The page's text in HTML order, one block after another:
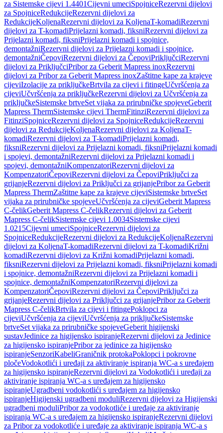
za Sistemske cijevi 1.4401Cijevni umeciSpojniceRezervni dijelovi
za SpojniceRedukcijeRezervni dijelovi za
RedukcijeKoljenaRezervni dijelovi za KoljenaT-komadiRezervni
dijelovi za T-komadiPrijelazni komadi, fiksniRezervni dijelovi za
Prijelazni komadi, fiksniPrijelazni komadi i spojnice,
demontažniRezervni dijelovi za Prijelazni komadi i spojnice,
demontažniČepoviRezervni dijelovi za ČepoviPriključciRezervni
dijelovi za PriključciPribor za Geberit Mapress inoxRezervni
dijelovi za Pribor za Geberit Mapress inoxZaštitne kape za krajeve
cijeviIzolacije za priključkeBrtvila za cijevi i fitingeUčvršćenja za
cijeviUčvršćenja za priključkeRezervni dijelovi za Učvršćenja za
priključkeSistemske brtveSet vijaka za prirubničke spojeveGeberit
Mapress ThermSistemske cijevi ThermFitinziRezervni dijelovi za
FitinziSpojniceRezervni dijelovi za SpojniceRedukcijeRezervni
dijelovi za RedukcijeKoljenaRezervni dijelovi za KoljenaT-
komadiRezervni dijelovi za T-komadiPrijelazni komadi,
fiksniRezervni dijelovi za Prijelazni komadi, fiksniPrijelazni komadi
i spojevi, demontažniRezervni dijelovi za Prijelazni komadi i
spojevi, demontažniKompenzatoriRezervni dijelovi za
KompenzatoriČepoviRezervni dijelovi za ČepoviPriključci za
grijanjeRezervni dijelovi za Priključci za grijanjePribor za Geberit
Mapress ThermZaštitne kape za krajeve cijeviSistemske brtveSet
vijaka za prirubničke spojeveUčvršćenja za cijeviGeberit Mapress
C-čelikGeberit Mapress C-čelikRezervni dijelovi za Geberit
Mapress C-čelikSistemske cijevi 1.0034Sistemske cijevi
1.0215Cijevni umeciSpojniceRezervni dijelovi za
SpojniceRedukcijeRezervni dijelovi za RedukcijeKoljenaRezervni
dijelovi za KoljenaT-komadiRezervni dijelovi za T-komadiKrižni
komadiRezervni dijelovi za Križni komadiPrijelazni komadi,
fiksniRezervni dijelovi za Prijelazni komadi, fiksniPrijelazni komadi
i spojnice, demontažniRezervni dijelovi za Prijelazni komadi i
spojnice, demontažniKompenzatoriRezervni dijelovi za
KompenzatoriČepoviRezervni dijelovi za ČepoviPriključci za
grijanjeRezervni dijelovi za Priključci za grijanjePribor za Geberit
Mapress C-čelikBrtvila za cijevi i fitingePoklopci za
cijeviUčvršćenja za cijeviUčvršćenja za priključkeSistemske
brtveSet vijaka za prirubničke spojeveGeberit higijenski
sustavJedinice za higijensko ispiranjeRezervni dijelovi za Jedinice
za higijensko ispiranjePribor za jedinice za higijensko
ispiranjeSenzoriKabeliGraničnik protokaPoklopci i pokrovne
pločeVodokotlići i uređaji za aktiviranje ispiranja WC-a s uređajem
za higijensko ispiranjeRezervni dijelovi za Vodokotlići i uređaji za
aktiviranje ispiranja WC-a s uređajem za higijensko
ispiranjeUgradbeni vodokotlići s uređajem za higijensko
ispiranjeHigijenski ugradbeni moduliRezervni dijelovi za Higijenski
ugradbeni moduliPribor za vodokotliće i uređaje za aktiviranje
ispiranja WC-a s uređajem za higijensko ispiranjeRezervni dijelovi
za Pribor za vodokotliće i uređaje za aktiviranje ispiranja WC-a s